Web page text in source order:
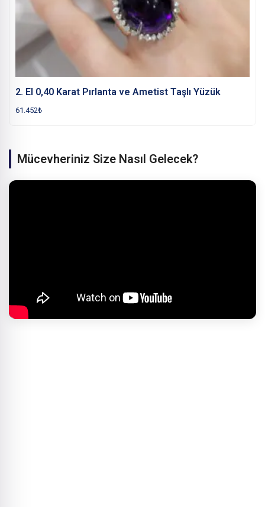
2. El 0,40 Karat Pırlanta ve Ametist Taşlı Yüzük
61.452₺
Mücevheriniz Size Nasıl Gelecek?